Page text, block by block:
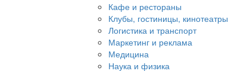
Кафе и рестораны
Клубы, гостиницы, кинотеатры
Логистика и транспорт
Маркетинг и реклама
Медицина
Наука и физика